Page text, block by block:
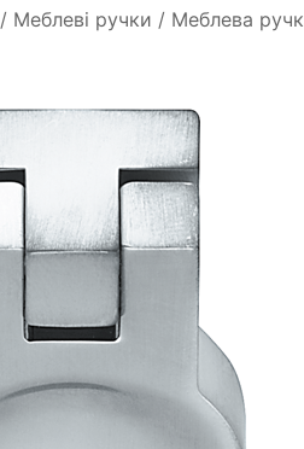
/ Меблеві ручки / Меблева